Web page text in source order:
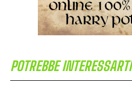
POTREBBE INTERESSARTI